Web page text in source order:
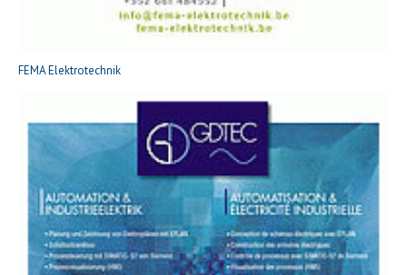
FEMA Elektrotechnik